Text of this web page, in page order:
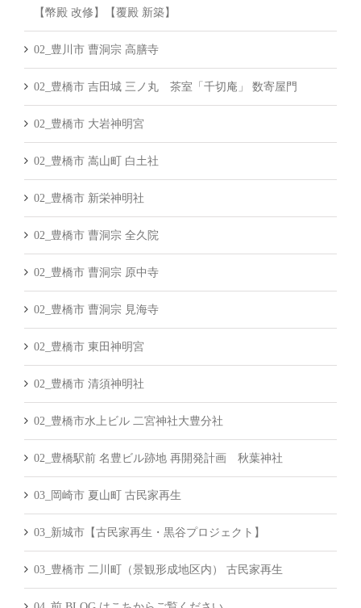
【幣殿 改修】【覆殿 新築】
02_豊川市 曹洞宗 高膳寺
02_豊橋市 吉田城 三ノ丸 茶室「千切庵」 数寄屋門
02_豊橋市 大岩神明宮
02_豊橋市 嵩山町 白土社
02_豊橋市 新栄神明社
02_豊橋市 曹洞宗 全久院
02_豊橋市 曹洞宗 原中寺
02_豊橋市 曹洞宗 見海寺
02_豊橋市 東田神明宮
02_豊橋市 清須神明社
02_豊橋市水上ビル 二宮神社大豊分社
02_豊橋駅前 名豊ビル跡地 再開発計画 秋葉神社
03_岡崎市 夏山町 古民家再生
03_新城市【古民家再生・黒谷プロジェクト】
03_豊橋市 二川町（景観形成地区内） 古民家再生